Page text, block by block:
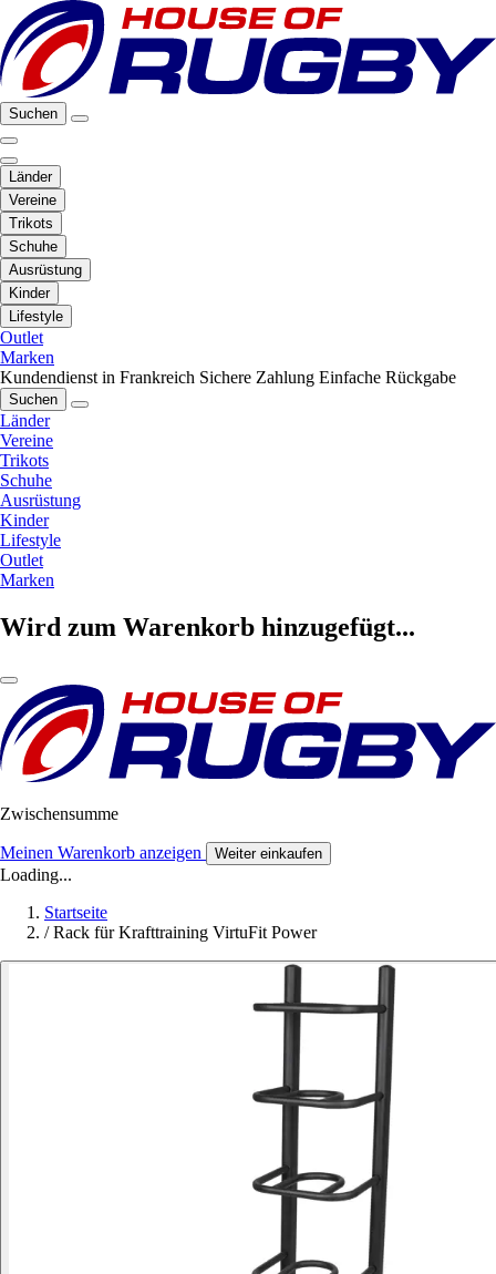
Suchen
Länder
Vereine
Trikots
Schuhe
Ausrüstung
Kinder
Lifestyle
Outlet
Marken
Kundendienst in Frankreich Sichere Zahlung Einfache Rückgabe
Suchen
Länder
Vereine
Trikots
Schuhe
Ausrüstung
Kinder
Lifestyle
Outlet
Marken
Wird zum Warenkorb hinzugefügt...
Zwischensumme
Meinen Warenkorb anzeigen Weiter einkaufen
Loading...
Startseite
/ Rack für Krafttraining VirtuFit Power